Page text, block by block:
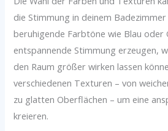
die Stimmung in deinem Badezimmer
beruhigende Farbtöne wie Blau oder
entspannende Stimmung erzeugen,
den Raum größer wirken lassen
verschiedenen Texturen – von
zu glatten Oberflächen – um eine
kreieren.